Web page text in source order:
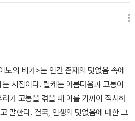
으로 돌아가는 것도 추천한다. 완독을 했
다. 제대로 읽은 건가 싶기도 하다. 번역
노력하셨다고 하셨는데 뜻과 의미는 잘
읽는 것은 어렵지 않았다. 릴케의 평생
읽어 봐야겠다는 생각이 든다.
저 유한하고 덧없는 존재일 뿐이다. 우
과 다르게 그저 ‘바람이 넘나들듯이’ 스
그 유한함조차도 ‘샘물이 흘러가듯’ 자
두려워하는, 지극히 미약한 존재일 뿐
그들과 가까워지고 싶어도 가까워질
구애한들 그들은 우리에게 내려오지 못
지도 초월하지도 못한 채, 불안 속에 살
.(p.50) 살아가는 사물들은 이해한다,
을. 덧없이그것들은 우리, 가장 덧없는
노의 비가>는 인간 존재의 덧없음 속에
시집이다. 릴케는 아름다움과 고통이
가 고통을 겪을 때 이를 기꺼이 직시하
말한다. 결국, 인생의 덧없음에 대한 그